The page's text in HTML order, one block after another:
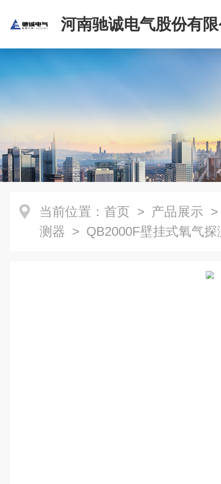
河南驰诚电气股份有
当前位置： 首页 > 产品展示
测器 > QB2000F壁挂式氧气探